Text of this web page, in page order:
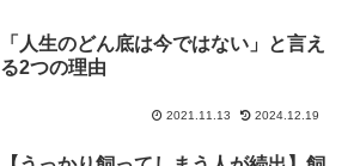
「人生のどん底は今ではない」と言え
る2つの理由
2021.11.13 2024.12.19